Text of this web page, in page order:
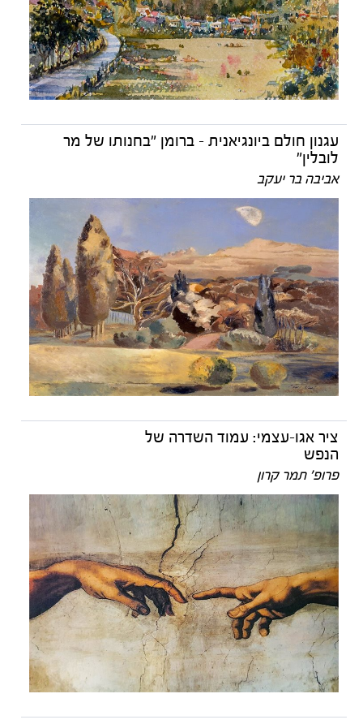
עגנון חולם ביונגיאנית - ברומן "בחנותו של מר
לובלין"
אביבה בר יעקב
ציר אגו-עצמי: עמוד השדרה של
הנפש
פרופ' תמר קרון